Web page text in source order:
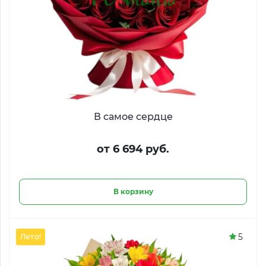
В самое сердце
от 6 694 руб.
В корзину
Лето! 5